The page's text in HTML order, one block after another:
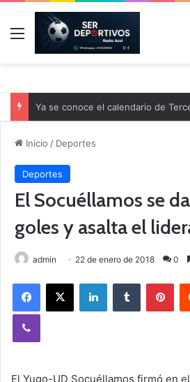
Menú
Ya se conoce el calendario de
Inicio / Deportes
Deportes
El Socuéllamos se
goles y asalta el
admin 22 de enero de 2018 0
El Yugo-UD Socuéllamos firmó en